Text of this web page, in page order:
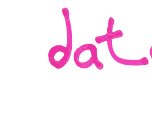
Direkt zum Inhalt wechseln